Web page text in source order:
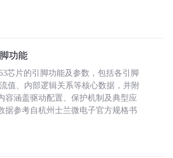
功能
芯片的引脚功能及参数，包括各引脚
值、内部逻辑关系等核心数据，并附
容涵盖驱动配置、保护机制及典型应
据参考自杭州士兰微电子官方规格书